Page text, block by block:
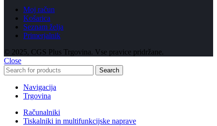
Moj račun
Košarica
Seznam želja
Primerjalnik
© 2025, CGS Plus Trgovina. Vse pravice pridržane.
Close
Search
Navigacija
Trgovina
Računalniki
Tiskalniki in multifunkcijske naprave